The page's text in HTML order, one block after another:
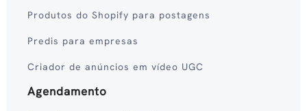
Produtos do Shopify para postagens
Predis para empresas
Criador de anúncios em vídeo UGC
Agendamento